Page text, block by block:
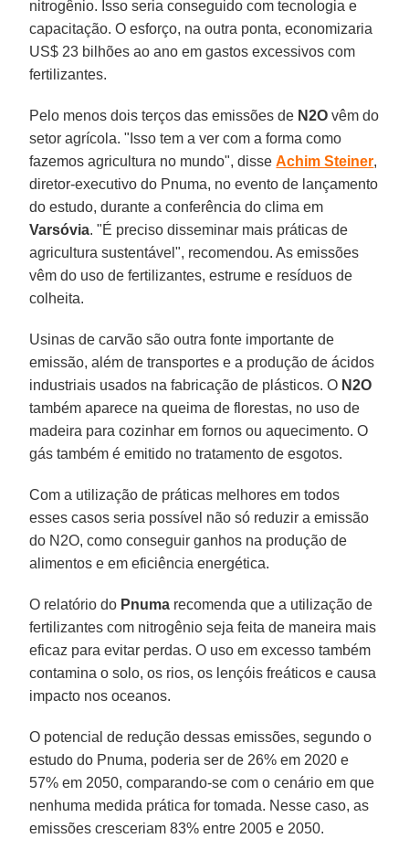
nitrogênio. Isso seria conseguido com tecnologia e
capacitação. O esforço, na outra ponta, economizaria
US$ 23 bilhões ao ano em gastos excessivos com
fertilizantes.
Pelo menos dois terços das emissões de N2O vêm do
setor agrícola. "Isso tem a ver com a forma como
fazemos agricultura no mundo", disseAchim Steiner,
diretor-executivo do Pnuma, no evento de lançamento
do estudo, durante a conferência do clima em
Varsóvia. "É preciso disseminar mais práticas de
agricultura sustentável", recomendou. As emissões
vêm do uso de fertilizantes, estrume e resíduos de
colheita.
Usinas de carvão são outra fonte importante de
emissão, além de transportes e a produção de ácidos
industriais usados na fabricação de plásticos. O N2O
também aparece na queima de florestas, no uso de
madeira para cozinhar em fornos ou aquecimento. O
gás também é emitido no tratamento de esgotos.
Com a utilização de práticas melhores em todos
esses casos seria possível não só reduzir a emissão
do N2O, como conseguir ganhos na produção de
alimentos e em eficiência energética.
O relatório do Pnuma recomenda que a utilização de
fertilizantes com nitrogênio seja feita de maneira mais
eficaz para evitar perdas. O uso em excesso também
contamina o solo, os rios, os lençóis freáticos e causa
impacto nos oceanos.
O potencial de redução dessas emissões, segundo o
estudo do Pnuma, poderia ser de 26% em 2020 e
57% em 2050, comparando-se com o cenário em que
nenhuma medida prática for tomada. Nesse caso, as
emissões cresceriam 83% entre 2005 e 2050.